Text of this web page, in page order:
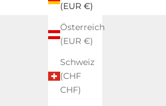
(EUR €)
Österreich
(EUR €)
Schweiz
(CHF
CHF)